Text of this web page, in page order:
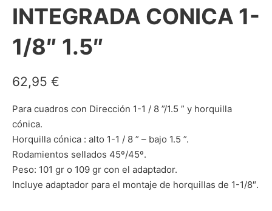
INTEGRADA CONICA 1-
1/8″ 1.5″
62,95 €
Para cuadros con Dirección 1-1 / 8 ”/1.5 ” y horquilla
cónica.
Horquilla cónica : alto 1-1 / 8 ” – bajo 1.5 ”.
Rodamientos sellados 45º/45º.
Peso: 101 gr o 109 gr con el adaptador.
Incluye adaptador para el montaje de horquillas de 1-1/8″.